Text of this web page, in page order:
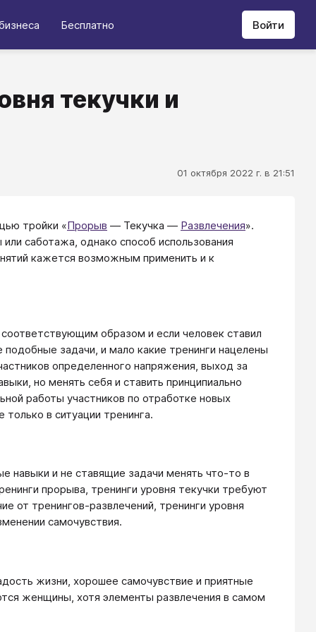
Бесплатно Войти
текучки и
01 октября 2022 г. в 21:51
тройки «Прорыв ― Текучка ― Развлечения».
саботажа, однако способ использования
кажется возможным применить и к
образом и если человек ставил
задачи, и мало какие тренинги нацелены
определенного напряжения, выход за
но менять себя и ставить принципиально
работы участников по отработке новых
в ситуации тренинга.
навыки и не ставящие задачи менять что-то в
прорыва, тренинги уровня текучки требуют
от тренингов-развлечений, тренинги уровня
самочувствия.
жизни, хорошее самочувствие и приятные
женщины, хотя элементы развлечения в самом